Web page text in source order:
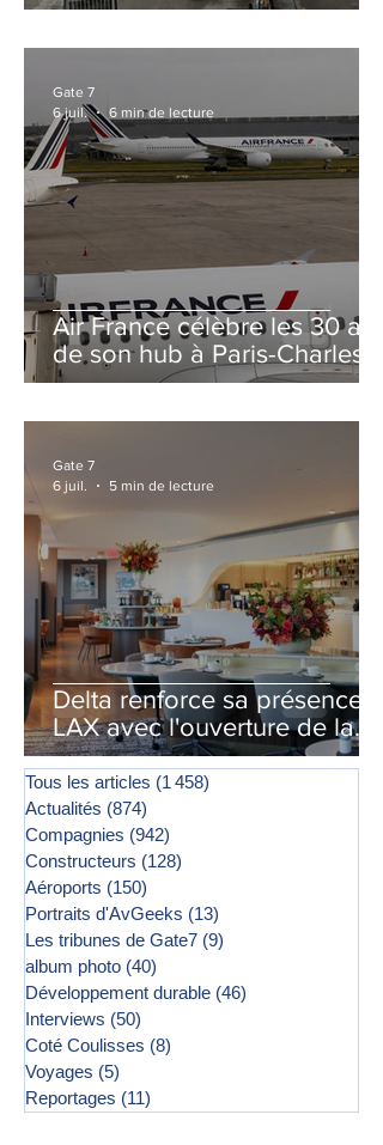
et Zurich
Air France célèbre les 30 ans
de son hub à Paris-Charles
de Gaulle
Gate 7
6 juil.
6 min de lecture
Delta renforce sa présence à
LAX avec l'ouverture de la
première phase d'un second
salon Delta One
Gate 7
6 juil.
5 min de lecture
Tous les articles (1 458)
Actualités (874)
Compagnies (942)
Constructeurs (128)
Aéroports (150)
Portraits d'AvGeeks (13)
Les tribunes de Gate7 (9)
album photo (40)
Développement durable (46)
Interviews (50)
Coté Coulisses (8)
Voyages (5)
Reportages (11)